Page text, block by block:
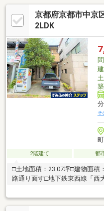
田中郵便局（約６０ｍ）まで
社』（約５５０ｍ）まで徒歩
ことでもご相談ください！親
京都府京都市中京
2LDK
分
そ
町
2階建て 都
□土地面積：23.07坪□建物面積
路通り面す□地下鉄東西線「